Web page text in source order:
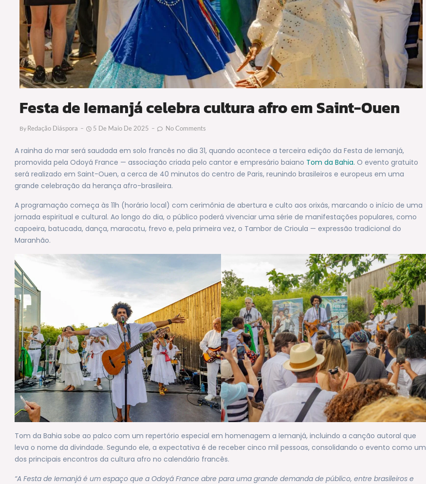
Festa de Iemanjá celebra cultura afro em Saint-Ouen
By Redação Diáspora 5 De Maio De 2025 No Comments
A rainha do mar será saudada em solo francês no dia 31, quando acontece a terceira edição da Festa de Iemanjá,
promovida pela Odoyá France — associação criada pelo cantor e empresário baiano Tom da Bahia. O evento gratuito
será realizado em Saint-Ouen, a cerca de 40 minutos do centro de Paris, reunindo brasileiros e europeus em uma
grande celebração da herança afro-brasileira.
A programação começa às 11h (horário local) com cerimônia de abertura e culto aos orixás, marcando o início de uma
jornada espiritual e cultural. Ao longo do dia, o público poderá vivenciar uma série de manifestações populares, como
capoeira, batucada, dança, maracatu, frevo e, pela primeira vez, o Tambor de Crioula — expressão tradicional do
Maranhão.
Tom da Bahia sobe ao palco com um repertório especial em homenagem a Iemanjá, incluindo a canção autoral que
leva o nome da divindade. Segundo ele, a expectativa é de receber cinco mil pessoas, consolidando o evento como um
dos principais encontros da cultura afro no calendário francês.
“A Festa de Iemanjá é um espaço que a Odoyá France abre para uma grande demanda de público, entre brasileiros e